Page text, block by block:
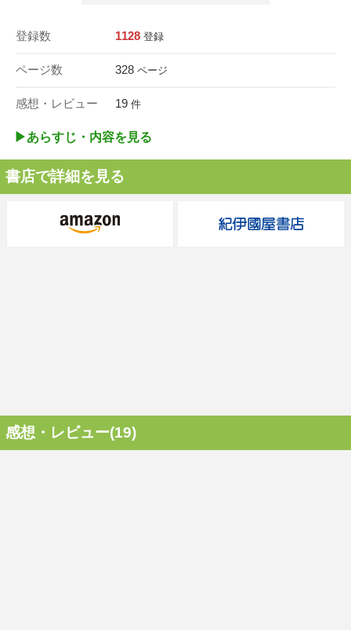
登録数 1128 登録
ページ数 328 ページ
感想・レビュー 19 件
▶︎あらすじ・内容を見る
書店で詳細を見る
感想・レビュー(19)